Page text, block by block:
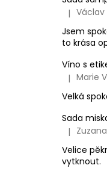
| Václav
Jsem
to krása
Víno s
| Marie
Velká
Sada
|
Velice
vytknout.